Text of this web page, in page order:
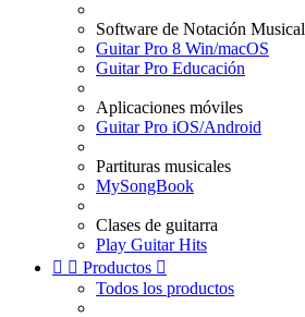
Software de Notación Musical
Guitar Pro 8 Win/macOS
Guitar Pro Educación
Aplicaciones móviles
Guitar Pro iOS/Android
Partituras musicales
MySongBook
Clases de guitarra
Play Guitar Hits
  Productos 
Todos los productos